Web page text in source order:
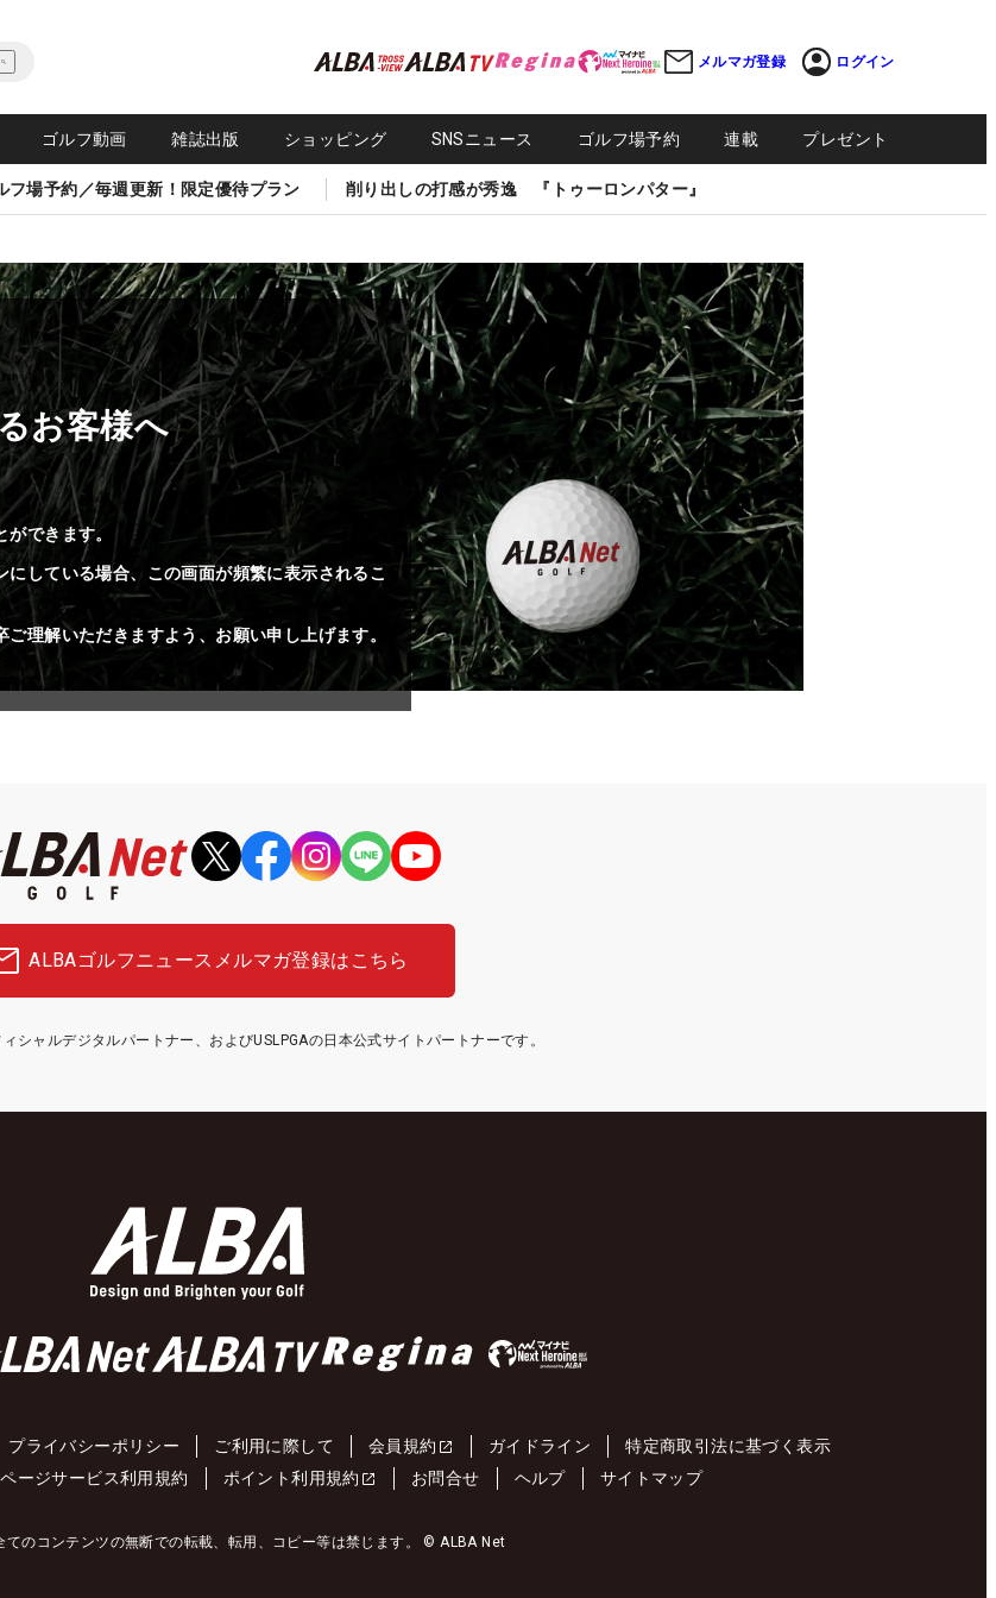
メルマガ登録 ログイン
ゴルフ動画 雑誌出版 ショッピング SNSニュース ゴルフ場予約 連載 プレゼント
フ場予約／毎週更新！限定優待プラン 削り出しの打感が秀逸 『トゥーロンパター』
お客様へ
できます。
している場合、この画面が頻繁に表示されるこ
理解いただきますよう、お願い申し上げます。
ALBAゴルフニュース メルマガ登録はこちら
シャルデジタルパートナー、およびUSLPGAの日本公式サイトパートナーです。
プライバシーポリシー ご利用に際して 会員規約 ガイドライン
特定商取引法に基づく表示
ージサービス利用規約 ポイント利用規約 お問合せ ヘルプ サイトマップ
てのコンテンツの無断での転載、転用、コピー等は禁じます。 © ALBA Net